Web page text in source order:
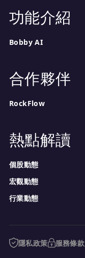
功能介紹
Bobby AI
合作夥伴
RockFlow
熱點解讀
個股動態
宏觀動態
行業動態
隱私政策 服務條款